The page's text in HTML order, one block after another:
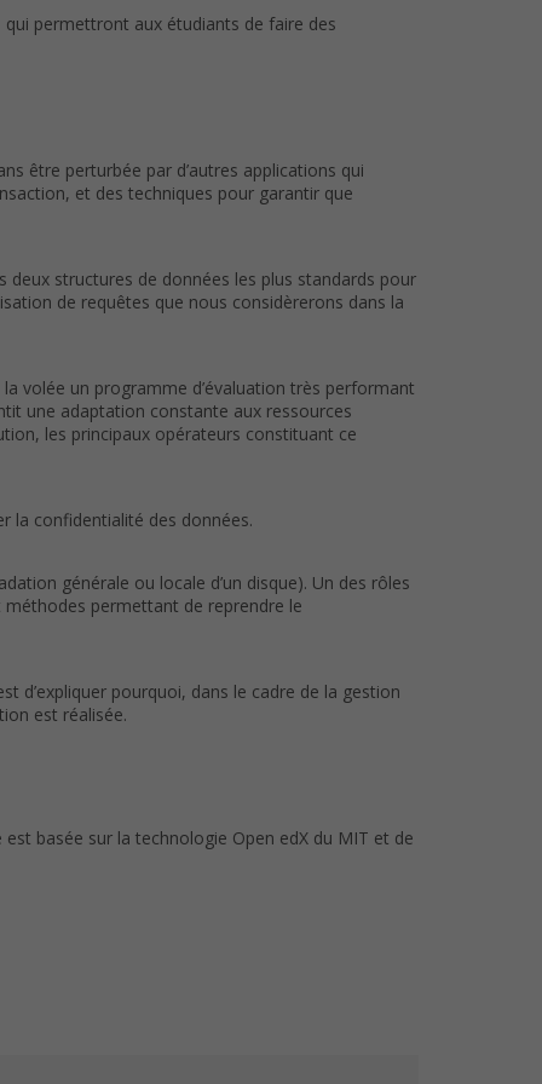
permettront aux étudiants de faire des
être perturbée par d’autres applications qui
et des techniques pour garantir que
structures de données les plus standards pour
de requêtes que nous considèrerons dans la
volée un programme d’évaluation très performant
une adaptation constante aux ressources
les principaux opérateurs constituant ce
la confidentialité des données.
générale ou locale d’un disque). Un des rôles
méthodes permettant de reprendre le
d’expliquer pourquoi, dans le cadre de la gestion
est réalisée.
basée sur la technologie Open edX du MIT et de